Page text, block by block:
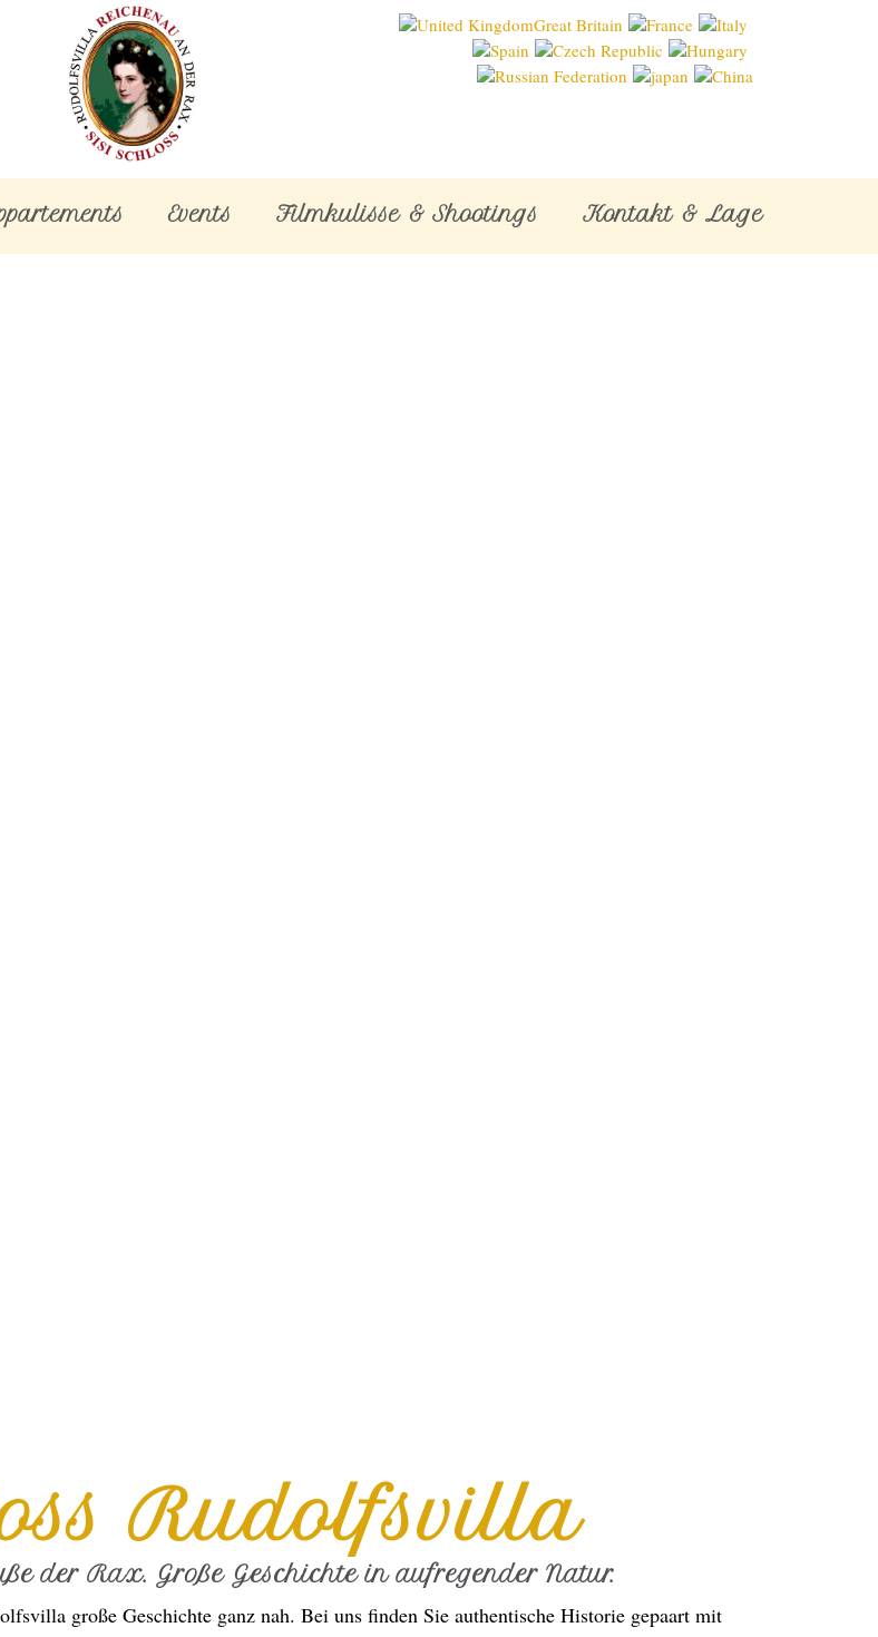
Events Filmkulisse & Shootings Kontakt & Lage
Rudolfsvilla
der Rax. Große Geschichte in aufregender Natur.
große Geschichte ganz nah. Bei uns finden Sie authentische Historie gepaart mit